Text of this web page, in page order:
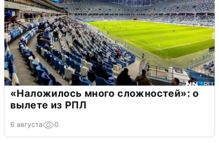
«Наложилось много сложностей»: о
вылете из РПЛ
6 августа 0